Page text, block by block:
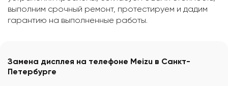
выполним срочный ремонт, протестируем и дадим
гарантию на выполненные работы.
Замена дисплея на телефоне Meizu в Санкт-
Петербурге